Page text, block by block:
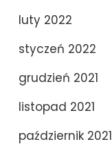
luty 2022
styczeń 2022
grudzień 2021
listopad 2021
październik 2021